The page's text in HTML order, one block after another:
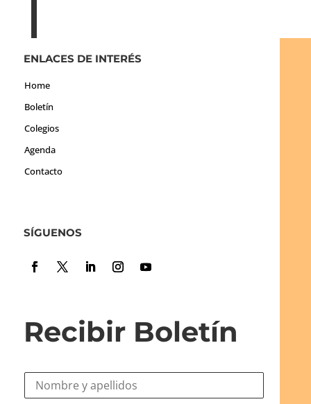
ENLACES DE INTERÉS
Home
Boletín
Colegios
Agenda
Contacto
SÍGUENOS
Recibir Boletín
N